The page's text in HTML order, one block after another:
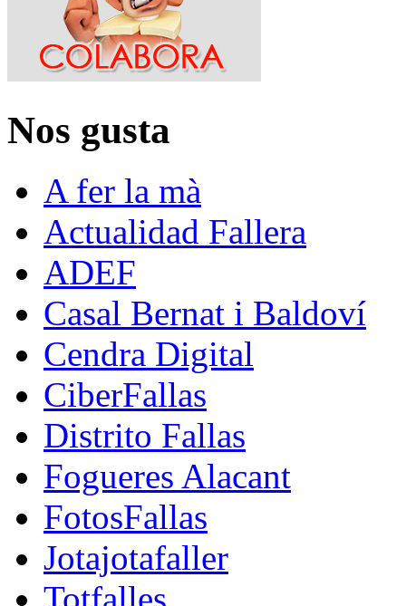
Nos gusta
A fer la mà
Actualidad Fallera
ADEF
Casal Bernat i Baldoví
Cendra Digital
CiberFallas
Distrito Fallas
Fogueres Alacant
FotosFallas
Jotajotafaller